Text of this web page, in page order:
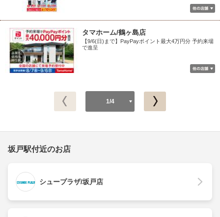
タマホーム/鶴ヶ島店
【9/6(日)まで】PayPayポイント最大4万円分 予約来場
で進呈
1/4
坂戸駅付近のお店
シュープラザ/坂戸店